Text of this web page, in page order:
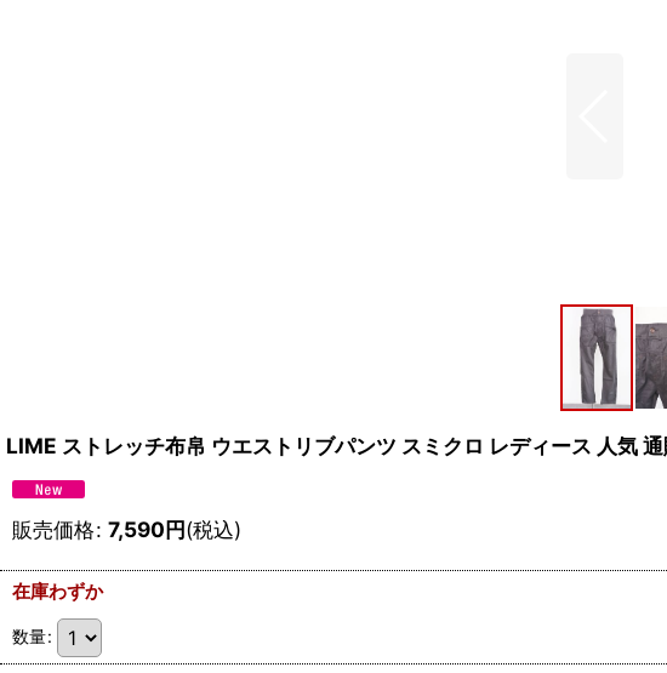
LIME ストレッチ布帛 ウエストリブパンツ スミクロ レディース 人気 通
販売価格: 7,590円(税込)
在庫わずか
数量: